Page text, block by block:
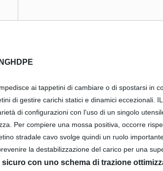
ai tappetini di cambiare o di spostarsi in
di gestire carichi statici e dinamici eccezionali.
di configurazioni con l'uso di un singolo
Per compiere una mossa positiva, occorre
stradale cavo svolge quindi un ruolo
la destabilizzazione del carico per una
con uno schema di trazione